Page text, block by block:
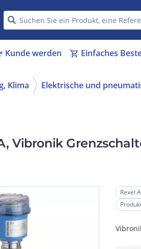
Kunde werden shopping_cart Einfaches
Klima Elektrische und
Vibronik
Rexel